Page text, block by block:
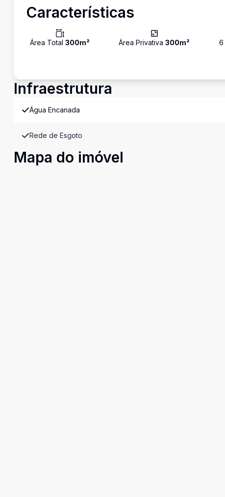
Características
Área Total 300m² Área Privativa300m² 6
Infraestrutura
Água Encanada
Rede de Esgoto
Mapa do imóvel